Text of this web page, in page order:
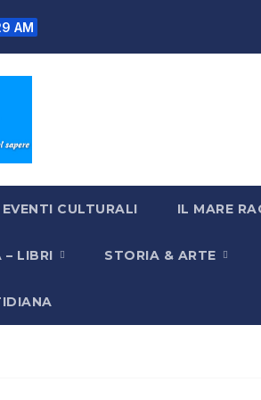
AM
EVENTI CULTURALI IL MARE
– LIBRI STORIA & ARTE